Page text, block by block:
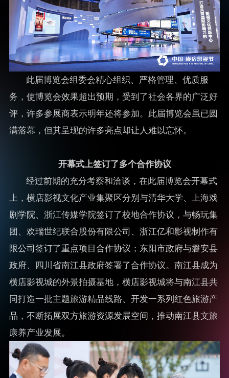
此届博览会组委会精心组织、严格管理、优质服
务，使博览会效果超出预期，受到了社会各界的广泛好
评，许多参展商表示明年还将参加。此届博览会虽已圆
满落幕，但其呈现的许多亮点却让人难以忘怀。
开幕式上签订了多个合作协议
经过前期的充分考察和洽谈，在此届博览会开幕式
上，横店影视文化产业集聚区分别与清华大学、上海戏
剧学院、浙江传媒学院签订了校地合作协议，与畅玩集
团、欢瑞世纪联合股份有限公司、浙江亿和影视制作有
限公司签订了重点项目合作协议；东阳市政府与磐安县
政府、四川省南江县政府签署了合作协议。南江县成为
横店影视城的外景拍摄基地，横店影视城将与南江县共
同打造一批主题旅游精品线路、开发一系列红色旅游产
品，不断拓展双方旅游资源发展空间，推动南江县文旅
康养产业发展。